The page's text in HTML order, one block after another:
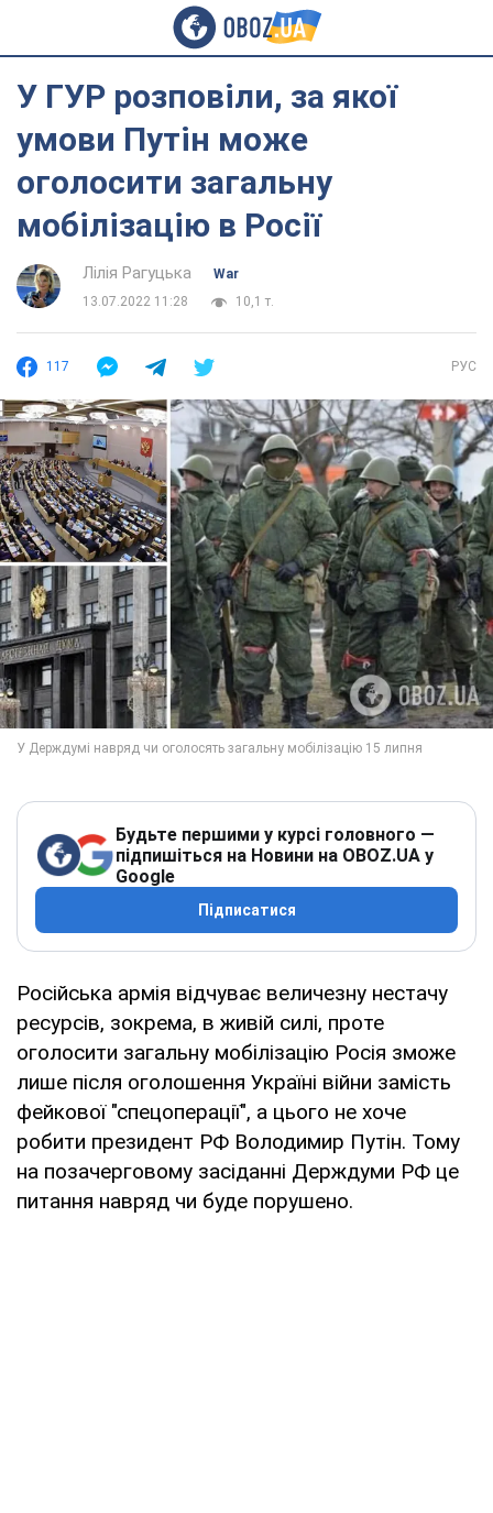
У ГУР розповіли, за якої
умови Путін може
оголосити загальну
мобілізацію в Росії
Лілія Рагуцька
War
13.07.2022 11:28
10,1 т.
117 РУС
Будьте першими у курсі головного —
підпишіться на Новини на OBOZ.UA у
Google
Підписатися
Російська армія відчуває величезну нестачу
ресурсів, зокрема, в живій силі, проте
оголосити загальну мобілізацію Росія зможе
лише після оголошення Україні війни замість
фейкової "спецоперації", а цього не хоче
робити президент РФ Володимир Путін. Тому
на позачерговому засіданні Держдуми РФ це
питання навряд чи буде порушено.